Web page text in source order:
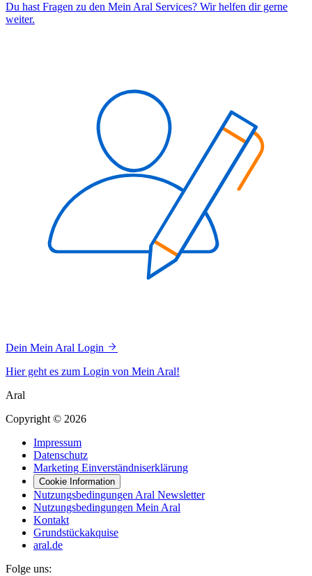
Du hast Fragen zu den Mein Aral Services? Wir helfen dir gerne
weiter.
Dein Mein Aral Login
Hier geht es zum Login von Mein Aral!
Aral
Copyright © 2026
Impressum
Datenschutz
Marketing Einverständniserklärung
Cookie Information
Nutzungsbedingungen Aral Newsletter
Nutzungsbedingungen Mein Aral
Kontakt
Grundstückakquise
aral.de
Folge uns: